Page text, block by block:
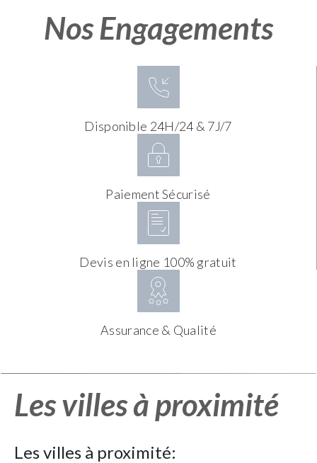
Nos Engagements
Disponible 24H/24 & 7J/7
Paiement Sécurisé
Devis en ligne 100% gratuit
Assurance & Qualité
Les villes à proximité
Les villes à proximité: